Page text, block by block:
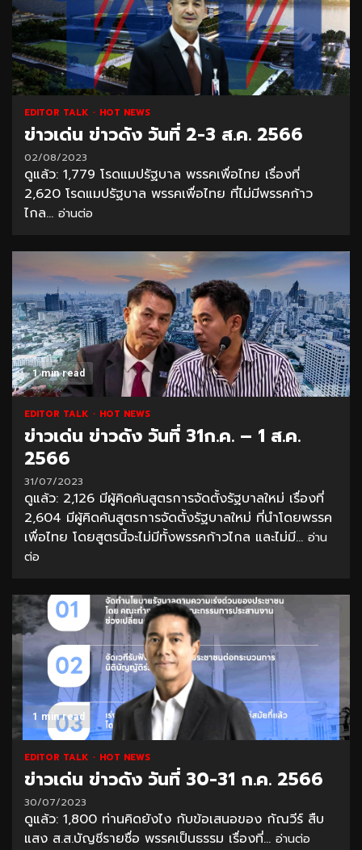
EDITOR TALK HOT NEWS
ข่าวเด่น ข่าวดัง วันที่ 2-3 ส.ค. 2566
02/08/2023
ดูแล้ว: 1,779 โรดแมปรัฐบาล พรรคเพื่อไทย เรื่องที่
2,620 โรดแมปรัฐบาล พรรคเพื่อไทย ที่ไม่มีพรรคก้าว
ไกล... อ่านต่อ
1 min read
EDITOR TALK HOT NEWS
ข่าวเด่น ข่าวดัง วันที่ 31ก.ค. – 1 ส.ค.
2566
31/07/2023
ดูแล้ว: 2,126 มีผู้คิดค้นสูตรการจัดตั้งรัฐบาลใหม่ เรื่องที่
2,604 มีผู้คิดค้นสูตรการจัดตั้งรัฐบาลใหม่ ที่นำโดยพรรค
เพื่อไทย โดยสูตรนี้จะไม่มีทั้งพรรคก้าวไกล และไม่มี... อ่าน
ต่อ
1 min read
EDITOR TALK HOT NEWS
ข่าวเด่น ข่าวดัง วันที่ 30-31 ก.ค. 2566
30/07/2023
ดูแล้ว: 1,800 ท่านคิดยังไง กับข้อเสนอของ กัณวีร์ สืบ
แสง ส.ส.บัญชีรายชื่อ พรรคเป็นธรรม เรื่องที่... อ่านต่อ